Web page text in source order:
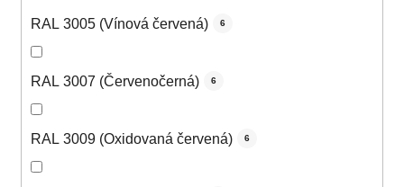
RAL 3005 (Vínová červená) 6
RAL 3007 (Červenočerná) 6
RAL 3009 (Oxidovaná červená) 6